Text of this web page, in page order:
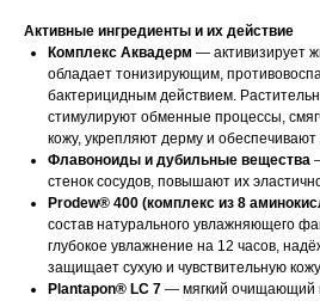
Активные ингредиенты и их действие
Комплекс Аквадерм — активизирует
обладает тонизирующим,
бактерицидным действием.
стимулируют обменные процессы,
кожу, укрепляют дерму и
Флавоноиды и дубильные вещества
стенок сосудов, повышают их
Prodew® 400 (комплекс из 8
состав натурального увлажняющего
глубокое увлажнение на 12 часов,
защищает сухую и чувствительную
Plantapon® LC 7 — мягкий очищающий